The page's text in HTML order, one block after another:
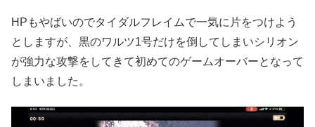
HPもやばいのでタイダルフレイムで一気に片をつけよう
としますが、黒のワルツ1号だけを倒してしまいシリオン
が強力な攻撃をしてきて初めてのゲームオーバーとなって
しまいました。